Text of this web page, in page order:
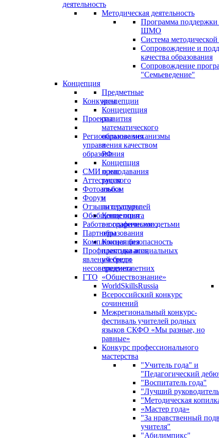
деятельность
Методическая деятельность
Программа
ШМО
Система
Сопровождение и
качества образования
Сопровождение
"Семьеведение"
Концепция
Предметные
концепции
Концецепция
развития
математического
образования
в
РФ
Концепция
преподавания
русского
языка
и
литературы
Концепция
географического
образования
Концепция
преподавания
учебного
предмета
«Обществознание»
Конкурсы
WorldSkillsRussia
Всероссийский конкурс
сочинений
Межрегиональный конкурс-
фестиваль учителей родных
языков СКФО «Мы разные, но
равные»
Конкурс профессионального
мастерства
"Учитель года" и
"Педагогический
"Воспитатель года"
"Лучший
"Методическая
«Мастер года»
"За нравственный
учителя"
"Абилимпикс"
Проекты
Региональные механизмы
управления качеством
образования
СМИ о нас
Аттестация
Фотоальбом
Форум
Отзывы слушателей
Обобщение опыта
Работа с одаренными детьми
Партнеры
Комплексная безопасность
Профилактика асоциальных
явлений среди
несовершеннолетних
ГТО